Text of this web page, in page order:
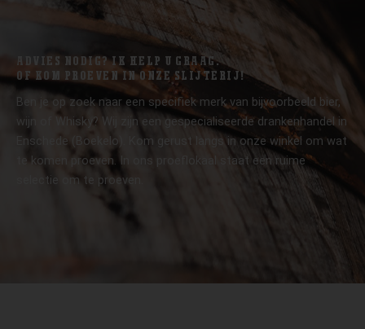
ADVIES NODIG? IK HELP U GRAAG.
OF KOM PROEVEN IN ONZE SLIJTERIJ!
Ben je op zoek naar een specifiek merk van bijvoorbeeld bier,
wijn of Whisky? Wij zijn een gespecialiseerde drankenhandel in
Enschede (Boekelo). Kom gerust langs in onze winkel om wat
te komen proeven. In ons proeflokaal staat een ruime
selectie om te proeven.